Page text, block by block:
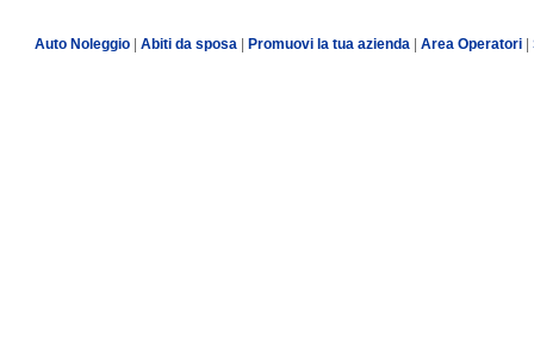
Auto Noleggio| Abiti da sposa| Promuovi la tua azienda Area Operatori